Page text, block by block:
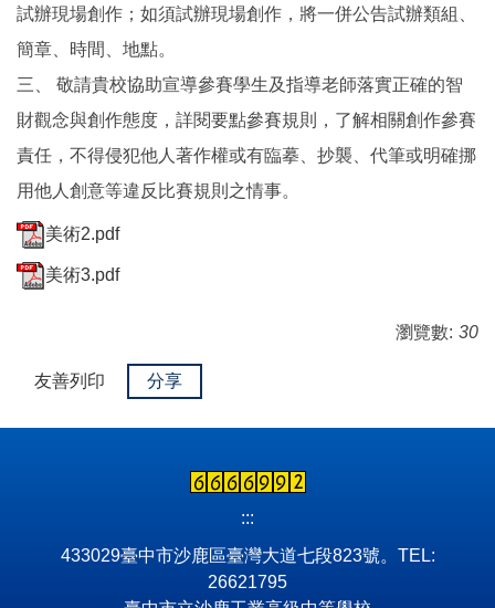
試辦現場創作；如須試辦現場創作，將一併公告試辦類組、
簡章、時間、地點。
三、 敬請貴校協助宣導參賽學生及指導老師落實正確的智
財觀念與創作態度，詳閱要點參賽規則，了解相關創作參賽
責任，不得侵犯他人著作權或有臨摹、抄襲、代筆或明確挪
用他人創意等違反比賽規則之情事。
美術2.pdf
美術3.pdf
瀏覽數: 30
友善列印 分享
:::
433029臺中市沙鹿區臺灣大道七段823號。TEL:
26621795